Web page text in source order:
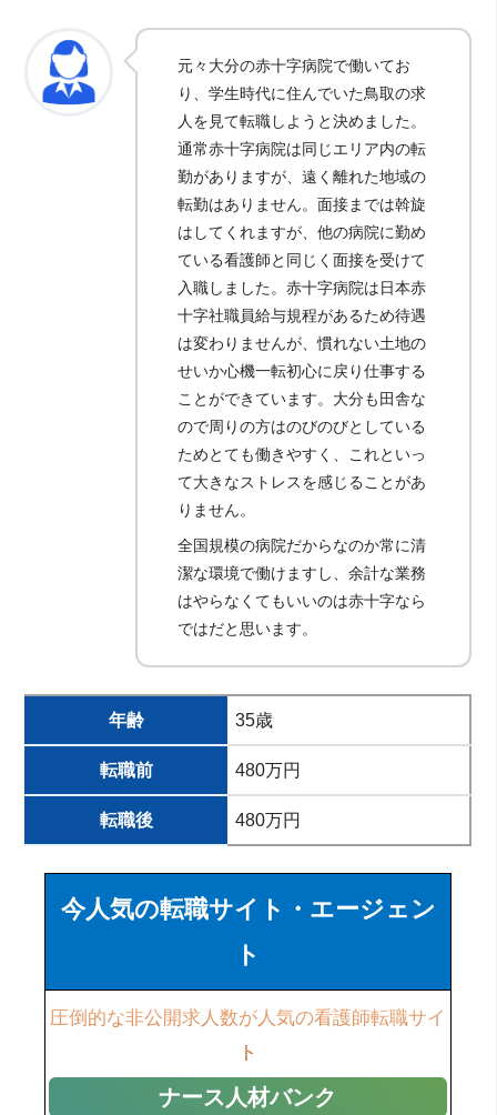
元々大分の赤十字病院で働いてお
り、学生時代に住んでいた鳥取の求
人を見て転職しようと決めました。
通常赤十字病院は同じエリア内の転
勤がありますが、遠く離れた地域の
転勤はありません。面接までは斡旋
はしてくれますが、他の病院に勤め
ている看護師と同じく面接を受けて
入職しました。赤十字病院は日本赤
十字社職員給与規程があるため待遇
は変わりませんが、慣れない土地の
せいか心機一転初心に戻り仕事する
ことができています。大分も田舎な
ので周りの方はのびのびとしている
ためとても働きやすく、これといっ
て大きなストレスを感じることがあ
りません。
全国規模の病院だからなのか常に清
潔な環境で働けますし、余計な業務
はやらなくてもいいのは赤十字なら
ではだと思います。
年齢 35歳
転職前 480万円
転職後 480万円
今人気の転職サイト・エージェン
ト
圧倒的な非公開求人数が人気の看護師転職サイ
ト
ナース人材バンク